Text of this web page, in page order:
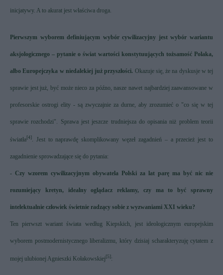
inicjatywy. A to akurat jest właściwa droga.
Pierwszym wyborem definiującym wybór cywilizacyjny jest wybór wariantu
aksjologicznego – pytanie o świat wartości konstytuujących tożsamość Polaka,
albo Europejczyka w niedalekiej już przyszłości. Okazuje się, że na dyskusje w tej
sprawie jest już, być może nieco za późno, nasze nawet najbardziej zaawansowane w
profesorskie ostrogi elity - są zwyczajnie za durne, aby zrozumieć o "co się w tej
sprawie rozchodzi". Sprawa jest jeszcze trudniejsza do opisania niż problem teorii
światła[4] . Jest to naprawdę skomplikowany węzeł zagadnień – a przecież jest to
zagadnienie sprowadzające się do pytania:
- Czy wzorem cywilizacyjnym obywatela Polski za lat parę ma być nic nie
rozumiejący kretyn, idealny oglądacz reklamy, czy ma to być sprawny
intelektualnie człowiek świetnie radzący sobie z wyzwaniami XXI wieku?
Ten pierwszt wariant świata według Kiepskich, jest ideologicznym europejskim
wyborem postmodernistycznego liberalizmu, który dzisiaj scharakteryzuję cytatem z
mojej ulubionej Agnieszki Kołakowskiej[5]: